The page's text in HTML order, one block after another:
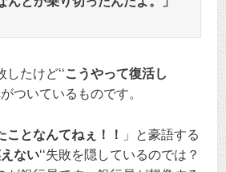
たけど‘‘こうやって復活し
ついているものです。
ことなんてねぇ！！
」と豪語する
ない‘‘失敗を隠しているのでは？